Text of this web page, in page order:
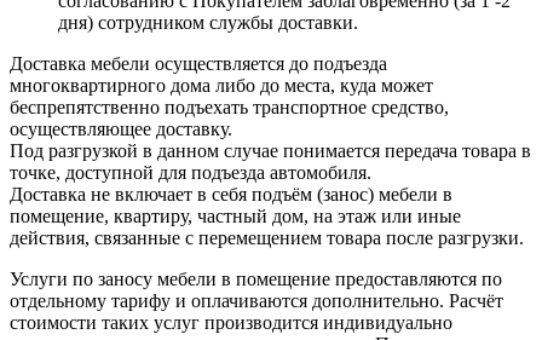
дня) сотрудником службы доставки.
Доставка мебели осуществляется до подъезда
многоквартирного дома либо до места, куда может
беспрепятственно подъехать транспортное средство,
осуществляющее доставку.
Под разгрузкой в данном случае понимается передача товара в
точке, доступной для подъезда автомобиля.
Доставка не включает в себя подъём (занос) мебели в
помещение, квартиру, частный дом, на этаж или иные
действия, связанные с перемещением товара после разгрузки.
Услуги по заносу мебели в помещение предоставляются по
отдельному тарифу и оплачиваются дополнительно. Расчёт
стоимости таких услуг производится индивидуально